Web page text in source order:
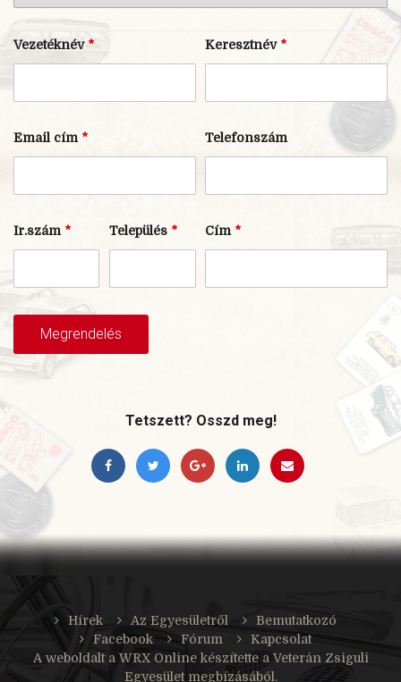
Vezetéknév * Keresztnév *
Email cím * Telefonszám
Ir.szám * Település * Cím *
Tetszett? Osszd meg!
Hírek Az Egyesületről
Bemutatkozó
Facebook
Fórum
Kapcsolat
A weboldalt a WRX Onlinekészítette a Veterán Zsiguli
Egyesület megbízásából.